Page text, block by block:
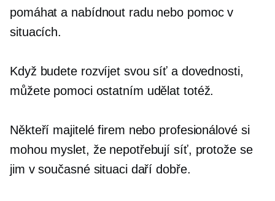
pomáhat a nabídnout radu nebo pomoc v
situacích.
Když budete rozvíjet svou síť a dovednosti,
můžete pomoci ostatním udělat totéž.
Někteří majitelé firem nebo profesionálové si
mohou myslet, že nepotřebují síť, protože se
jim v současné situaci daří dobře.